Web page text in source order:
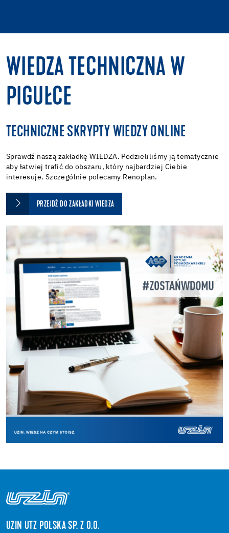
WIEDZA TECHNICZNA W
PIGUŁCE
TECHNICZNE SKRYPTY WIEDZY ONLINE
Sprawdź naszą zakładkę WIEDZA. Podzieliliśmy ją tematycznie
aby łatwiej trafić do obszaru, który najbardziej Ciebie
interesuje. Szczególnie polecamy Renoplan.
PRZEJDŹ DO ZAKŁADKI WIEDZA
UZIN UTZ POLSKA SP. Z O.O.